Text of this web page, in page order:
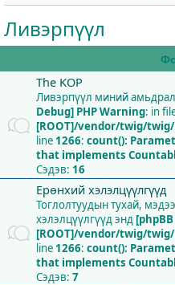
Ливэрпүүл
The KOP
Ливэрпүүл миний
Debug] PHP Warning: in
[ROOT]/vendor/twig/
line 1266: count():
that implements
Сэдэв: 16
Ерөнхий хэлэлцүүлгүүд
Тоглолтуудын тухай,
хэлэлцүүлгүүд энд
[ROOT]/vendor/twig/
line 1266: count():
that implements
Сэдэв: 7